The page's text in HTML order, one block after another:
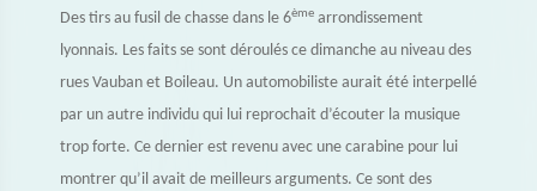
Des tirs au fusil de chasse dans le 6ème arrondissement
lyonnais. Les faits se sont déroulés ce dimanche au niveau des
rues Vauban et Boileau. Un automobiliste aurait été interpellé
par un autre individu qui lui reprochait d’écouter la musique
trop forte. Ce dernier est revenu avec une carabine pour lui
montrer qu’il avait de meilleurs arguments. Ce sont des